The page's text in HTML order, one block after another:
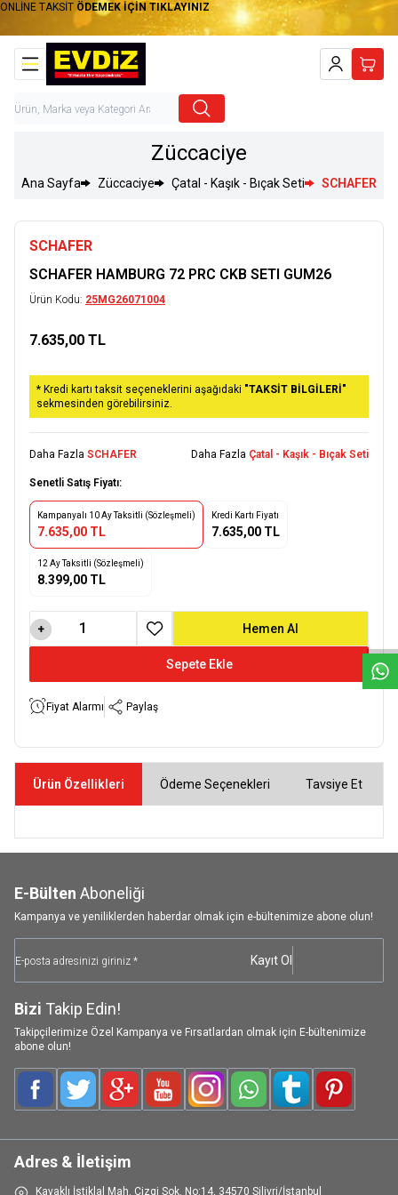
ONLİNE TAKSİT ÖDEMEK İÇİN TIKLAYINIZ
Hesabım
Züccaciye
Ana Sayfa Züccaciye Çatal - Kaşık - Bıçak Seti SCHAFER
SCHAFER
SCHAFER HAMBURG 72 PRC CKB SETI GUM26
Ürün Kodu: 25MG26071004
7.635,00 TL
* Kredi kartı taksit seçeneklerini aşağıdaki "TAKSİT BİLGİLERİ"
sekmesinden görebilirsiniz.
Daha Fazla SCHAFER Daha Fazla Çatal - Kaşık - Bıçak Seti
Senetli Satış Fiyatı:
Kampanyalı 10 Ay Taksitli (Sözleşmeli)
7.635,00 TL
Kredi Kartı Fiyatı
7.635,00 TL
12 Ay Taksitli (Sözleşmeli)
8.399,00 TL
Sepete Ekle
Hemen Al
Favoriye Ekle
Fiyat Alarmı Paylaş
Ürün Özellikleri Ödeme Seçenekleri Tavsiye Et
E-Bülten Aboneliği
Kampanya ve yeniliklerden haberdar olmak için e-bültenimize abone olun!
Kayıt Ol
Bizi Takip Edin!
Takipçilerimize Özel Kampanya ve Fırsatlardan olmak için E-bültenimize
abone olun!
FacebookTwitterGoogle-PlusYoutubeInstagramWhatsAppTumblrPinterest
Adres & İletişim
Kavaklı İstiklal Mah. Çizgi Sok. No:14, 34570 Silivri/İstanbul